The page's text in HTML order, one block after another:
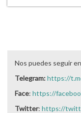
Nos puedes seguir
Telegram:https://
Face: https://
Twitter: https://